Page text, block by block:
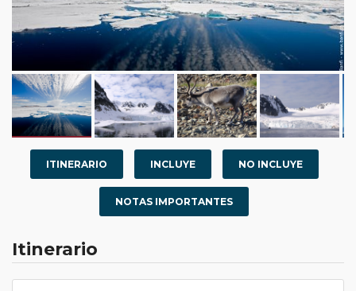
ITINERARIO INCLUYE NO INCLUYE
NOTAS IMPORTANTES
Itinerario